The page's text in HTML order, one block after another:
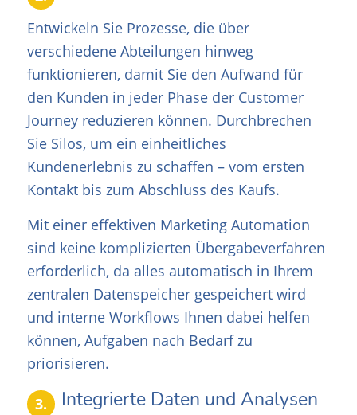
Entwickeln Sie Prozesse, die über
verschiedene Abteilungen hinweg
funktionieren, damit Sie den Aufwand für
den Kunden in jeder Phase der Customer
Journey reduzieren können. Durchbrechen
Sie Silos, um ein einheitliches
Kundenerlebnis zu schaffen – vom ersten
Kontakt bis zum Abschluss des Kaufs.
Mit einer effektiven Marketing Automation
sind keine komplizierten Übergabeverfahren
erforderlich, da alles automatisch in Ihrem
zentralen Datenspeicher gespeichert wird
und interne Workflows Ihnen dabei helfen
können, Aufgaben nach Bedarf zu
priorisieren.
3. Integrierte Daten und Analysen